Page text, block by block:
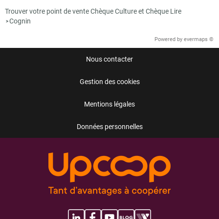
Trouver votre point de vente Chèque Culture et Chèque Lire
>Cognin
Powered by evermaps ©
Nous contacter
Gestion des cookies
Mentions légales
Données personnelles